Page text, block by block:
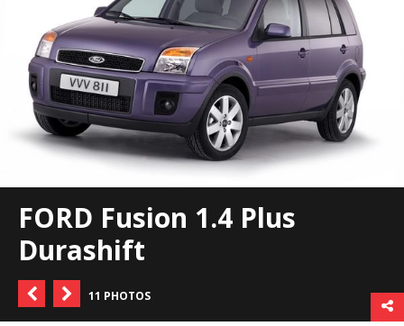
FORD Fusion 1.4 Plus
Durashift
11 PHOTOS